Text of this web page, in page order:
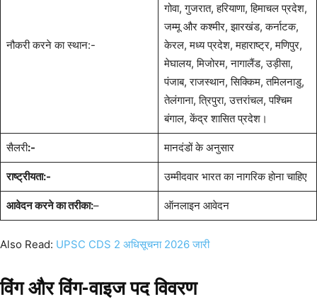
नौकरी करने का स्थान:-
गोवा, गुजरात, हरियाणा, हिमाचल प्रदेश,
जम्मू और कश्मीर, झारखंड, कर्नाटक,
केरल, मध्य प्रदेश, महाराष्ट्र, मणिपुर,
मेघालय, मिजोरम, नागालैंड, उड़ीसा,
पंजाब, राजस्थान, सिक्किम, तमिलनाडु,
तेलंगाना, त्रिपुरा, उत्तरांचल, पश्चिम
बंगाल, केंद्र शासित प्रदेश।
सैलरी:- मानदंडों के अनुसार
राष्ट्रीयता:- उम्मीदवार भारत का नागरिक होना चाहिए
आवेदन करने का तरीका:– ऑनलाइन आवेदन
Also Read: UPSC CDS 2 अधिसूचना 2026 जारी
विंग और विंग-वाइज पद विवरण